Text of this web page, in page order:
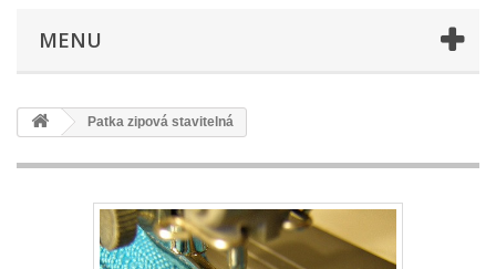
MENU
Patka zipová stavitelná